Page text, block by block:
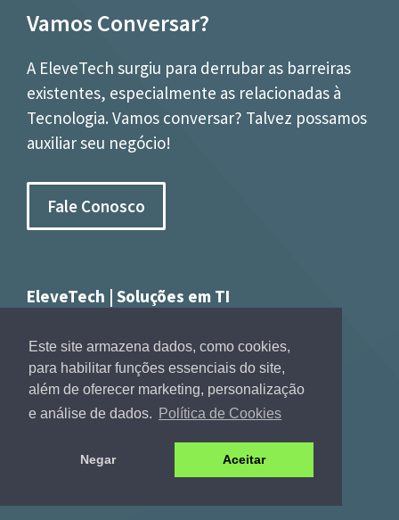
Este site armazena dados, como cookies,
para habilitar funções essenciais do site,
além de oferecer marketing, personalização
e análise de dados.
Política de Cookies
Negar Aceitar
Vamos Conversar?
A EleveTech surgiu para derrubar as barreiras
existentes, especialmente as relacionadas à
Tecnologia. Vamos conversar? Talvez possamos
auxiliar seu negócio!
Fale Conosco
EleveTech | Soluções em TI
São José dos Campos - SP
+55 12 3950-0123